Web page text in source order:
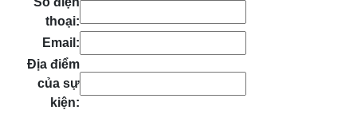
thoại:
Email:
Địa điểm
của sự
kiện: